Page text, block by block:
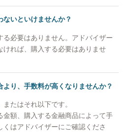
してご相談にのらせていただ
勤がないため、お客様に
目指しております。 ●こんな
・資産運用を何から始めて
か不安 ・相談に乗ってもら
と変わらないか ・年齢や職
資産管理したいが信頼して相
・不動産を相続したがどうす
・証券/保険/不動談/自社株
いといけませんか？
必要はありません。アドバイザー
れば、購入する必要はありませ
り、手数料が高くなりませんか？
たはそれ以下です。
金額、購入する金融商品によって手
はアドバイザーにご確認くださ